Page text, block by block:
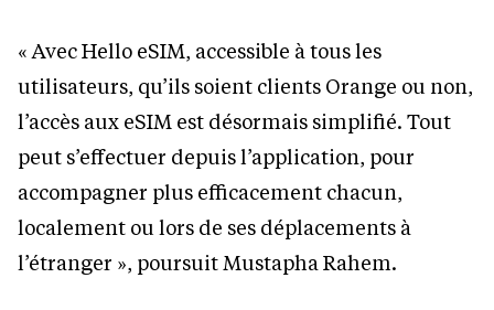
« Avec Hello eSIM, accessible à tous les
utilisateurs, qu’ils soient clients Orange ou non,
l’accès aux eSIM est désormais simplifié. Tout
peut s’effectuer depuis l’application, pour
accompagner plus efficacement chacun,
localement ou lors de ses déplacements à
l’étranger », poursuit Mustapha Rahem.